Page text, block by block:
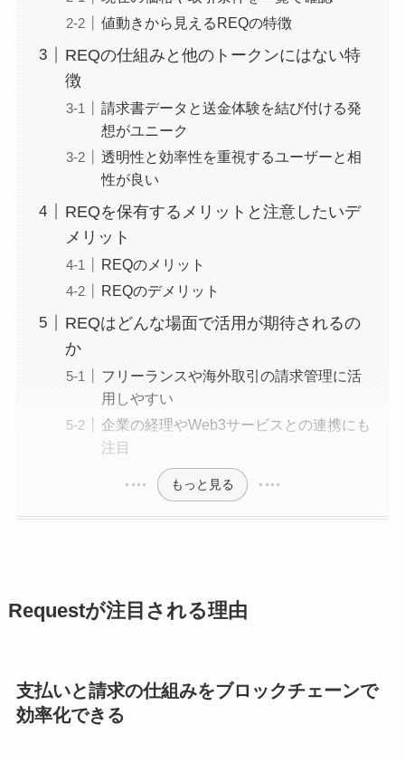
値動きから見えるREQの特徴
REQの仕組みと他のトークンにはない特
徴
請求書データと送金体験を結び付ける発
想がユニーク
透明性と効率性を重視するユーザーと相
性が良い
REQを保有するメリットと注意したいデ
メリット
REQのメリット
REQのデメリット
REQはどんな場面で活用が期待されるの
か
フリーランスや海外取引の請求管理に活
用しやすい
企業の経理やWeb3サービスとの連携にも
注目
もっと見る
Requestが注目される理由
支払いと請求の仕組みをブロックチェーンで
効率化できる